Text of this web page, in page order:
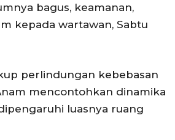
bagus, keamanan,
kepada wartawan, Sabtu
perlindungan kebebasan
mencontohkan dinamika
luasnya ruang